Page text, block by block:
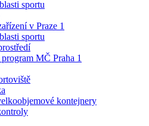
sportu
v Praze 1
sportu
MČ Praha 1
kontejnery